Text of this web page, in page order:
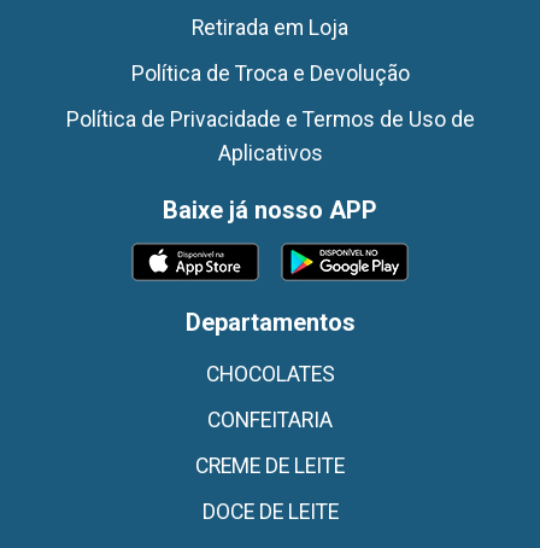
Retirada em Loja
Política de Troca e Devolução
Política de Privacidade e Termos de Uso de
Aplicativos
Baixe já nosso APP
Departamentos
CHOCOLATES
CONFEITARIA
CREME DE LEITE
DOCE DE LEITE